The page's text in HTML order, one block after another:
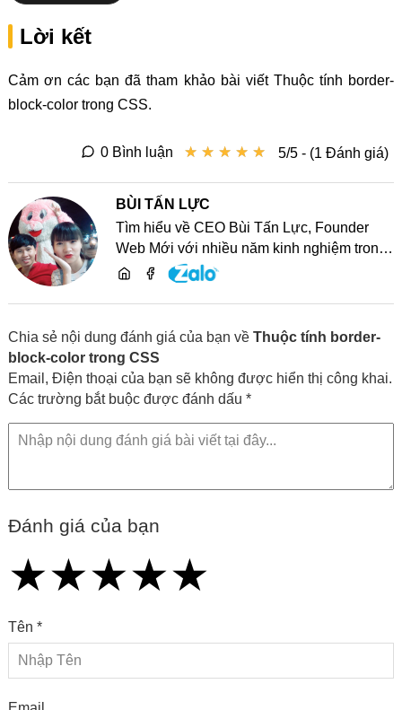
Lời kết
Cảm ơn các bạn đã tham khảo bài viết Thuộc tính border-
block-color trong CSS.
★ ★ ★ ★ ★
★ ★ ★ ★ ★ 5/5 - (1 Đánh giá)
0 Bình luận
BÙI TẤN LỰC
Tìm hiểu về CEO Bùi Tấn Lực, Founder
Web Mới với nhiều năm kinh nghiệm trong
lĩnh vực phát triển website, SEO và chia sẻ
Chia sẻ nội dung đánh giá của bạn về Thuộc tính border-
block-color trong CSS
Email, Điện thoại của bạn sẽ không được hiển thị công khai.
Các trường bắt buộc được đánh dấu *
Đánh giá của bạn
★
★★
★★★
★★★★
★★★★★
Tên *